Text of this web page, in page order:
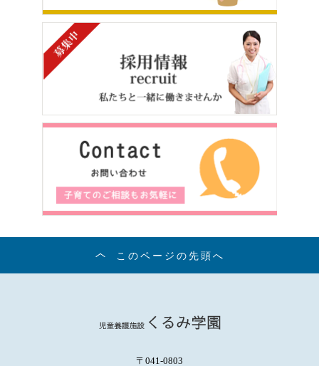
このページの先頭へ
〒041-0803